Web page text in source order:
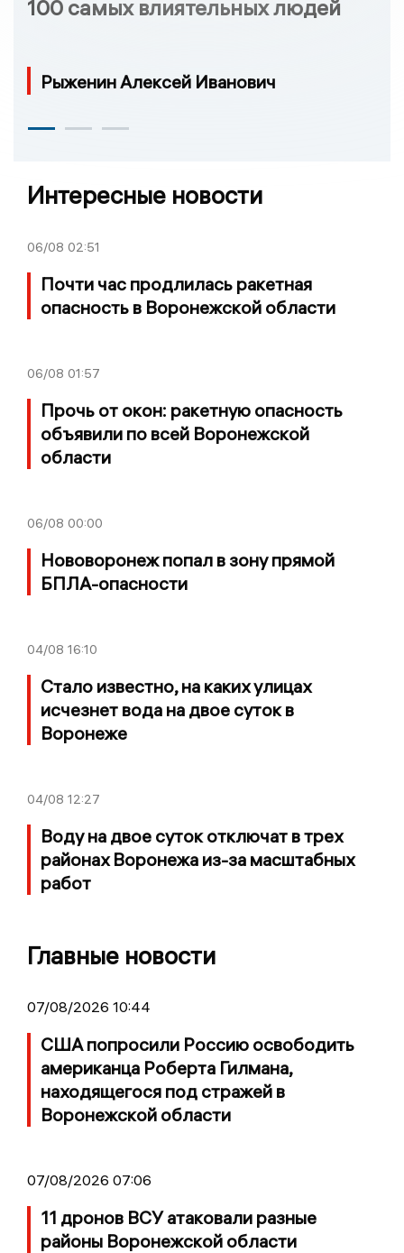
100 самых влиятельных людей
Рыженин Алексей Иванович
Интересные новости
06/08 02:51
Почти час продлилась ракетная
опасность в Воронежской области
06/08 01:57
Прочь от окон: ракетную опасность
объявили по всей Воронежской
области
06/08 00:00
Нововоронеж попал в зону прямой
БПЛА-опасности
04/08 16:10
Стало известно, на каких улицах
исчезнет вода на двое суток в
Воронеже
04/08 12:27
Воду на двое суток отключат в трех
районах Воронежа из-за масштабных
работ
Главные новости
07/08/2026 10:44
США попросили Россию освободить
американца Роберта Гилмана,
находящегося под стражей в
Воронежской области
07/08/2026 07:06
11 дронов ВСУ атаковали разные
районы Воронежской области